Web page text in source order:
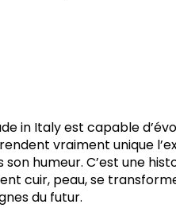
in Italy est capable
vraiment unique
humeur. C’est une
cuir, peau, se
du futur.